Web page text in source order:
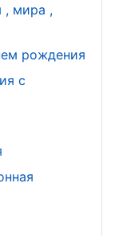
, мира ,
рождения
с